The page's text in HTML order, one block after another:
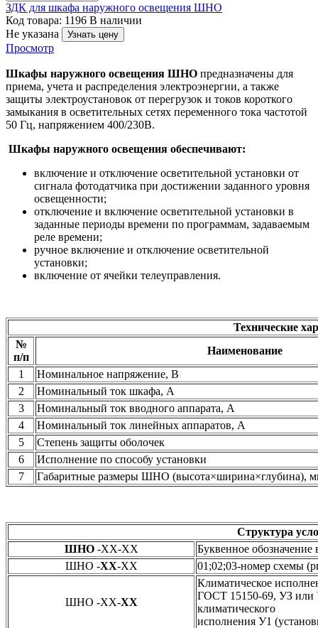
ЗДК для шкафа наружного освещения ШНО
Код товара: 1196 В наличии
Не указана
Узнать цену
Просмотр
Шкафы наружного освещения ШНО предназначены для
приема, учета и распределения электроэнергии, а также
защиты электроустановок от перегрузок и токов короткого
замыкания в осветительных сетях переменного тока частотой
50 Гц, напряжением 400/230В.
Шкафы наружного освещения обеспечивают:
включение и отключение осветительной установки от
сигнала фотодатчика при достижении заданного уровня
освещенности;
отключение и включение осветительной установки в
заданные периоды времени по программам, задаваемым
реле времени;
ручное включение и отключение осветительной
установки;
включение от ячейки телеуправления.
Технические
№
п/п
Наименование
1
Номинальное напряжение, В
2
Номинальный ток шкафа, А
3
Номинальный ток вводного аппарата, А
4
Номинальный ток линейных аппаратов, А
5
Степень защиты оболочек
6
Исполнение по способу установки
7
Габаритные размеры ШНО (высота×ширина×глубина),
Структура
ШНО-XX-XX
Буквенное
ШНО -XX-XX 01;02;03-номер схемы
ШНО -XX-XX
Климатическое
ГОСТ 15150-69, УЗ или
климатического
исполнения У1